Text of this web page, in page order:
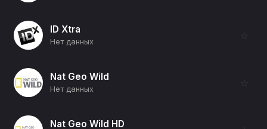
ID Xtra
Нет данных
☆
Nat Geo Wild
Нет данных
☆
Nat Geo Wild HD